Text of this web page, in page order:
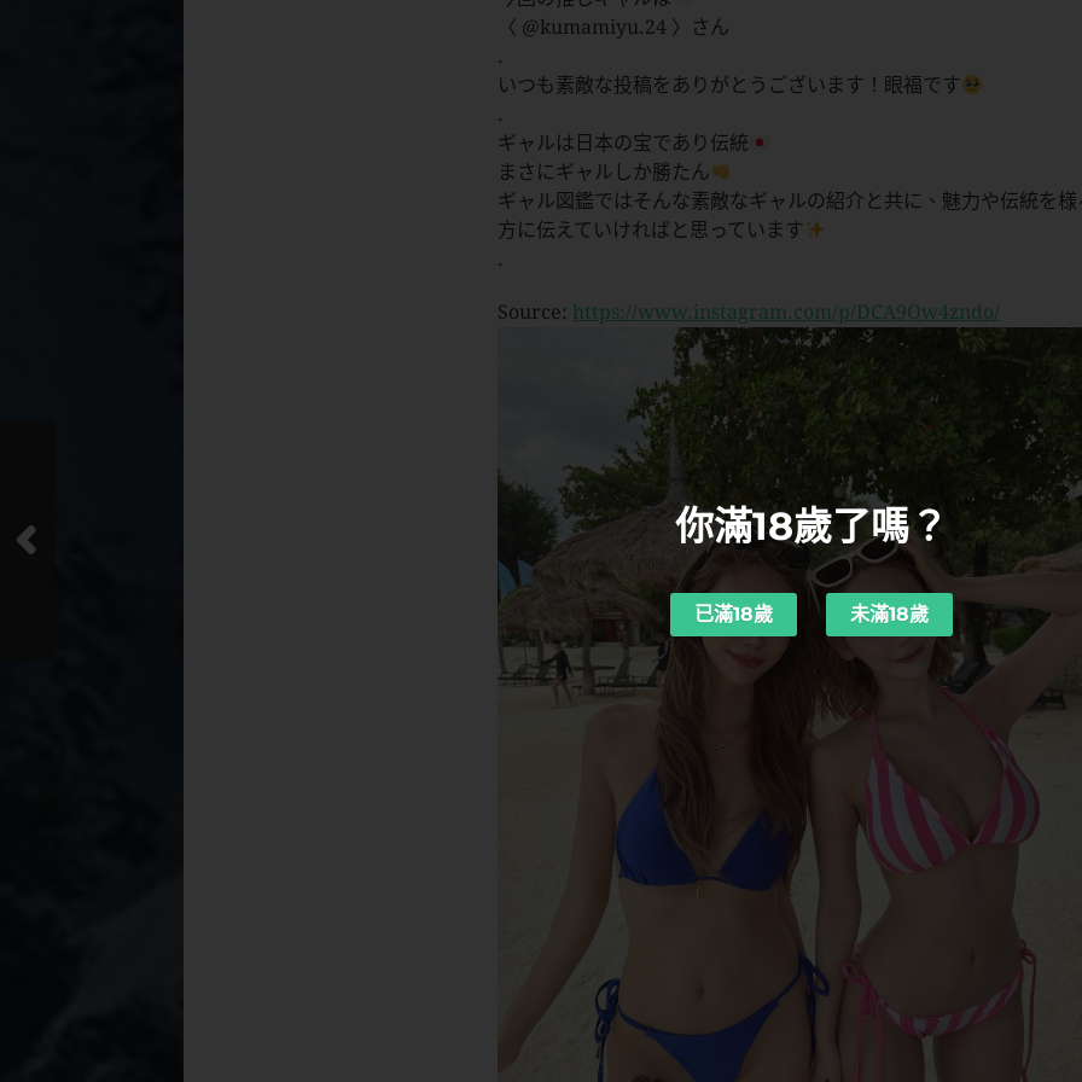
〈 @kumamiyu.24 〉さん
.
いつも素敵な投稿をありがとうございます！眼福です
.
ギャルは日本の宝であり伝統
まさにギャルしか勝たん
ギャル図鑑ではそんな素敵なギャルの紹介と共に、魅力や伝統を様
方に伝えていければと思っています
.
Source: https://www.instagram.com/p/DCA9Ow4zndo/
你滿18歲了嗎？
已滿18歲 未滿18歲